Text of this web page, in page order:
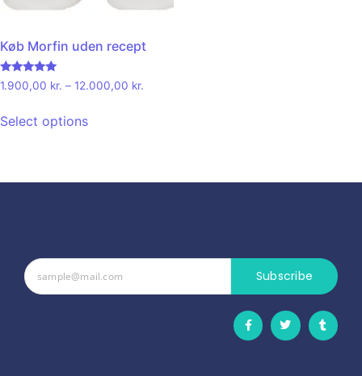
Køb Morfin uden recept
Rated
5.00
1.900,00 kr. – 12.000,00 kr.
Select options
Subscribe